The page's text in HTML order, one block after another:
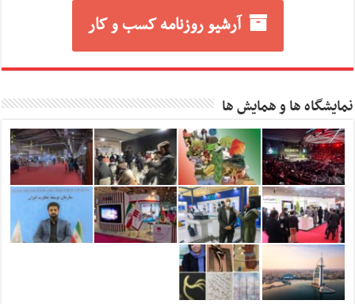
آرشیو روزنامه کسب و کار
نمایشگاه ها و همایش ها